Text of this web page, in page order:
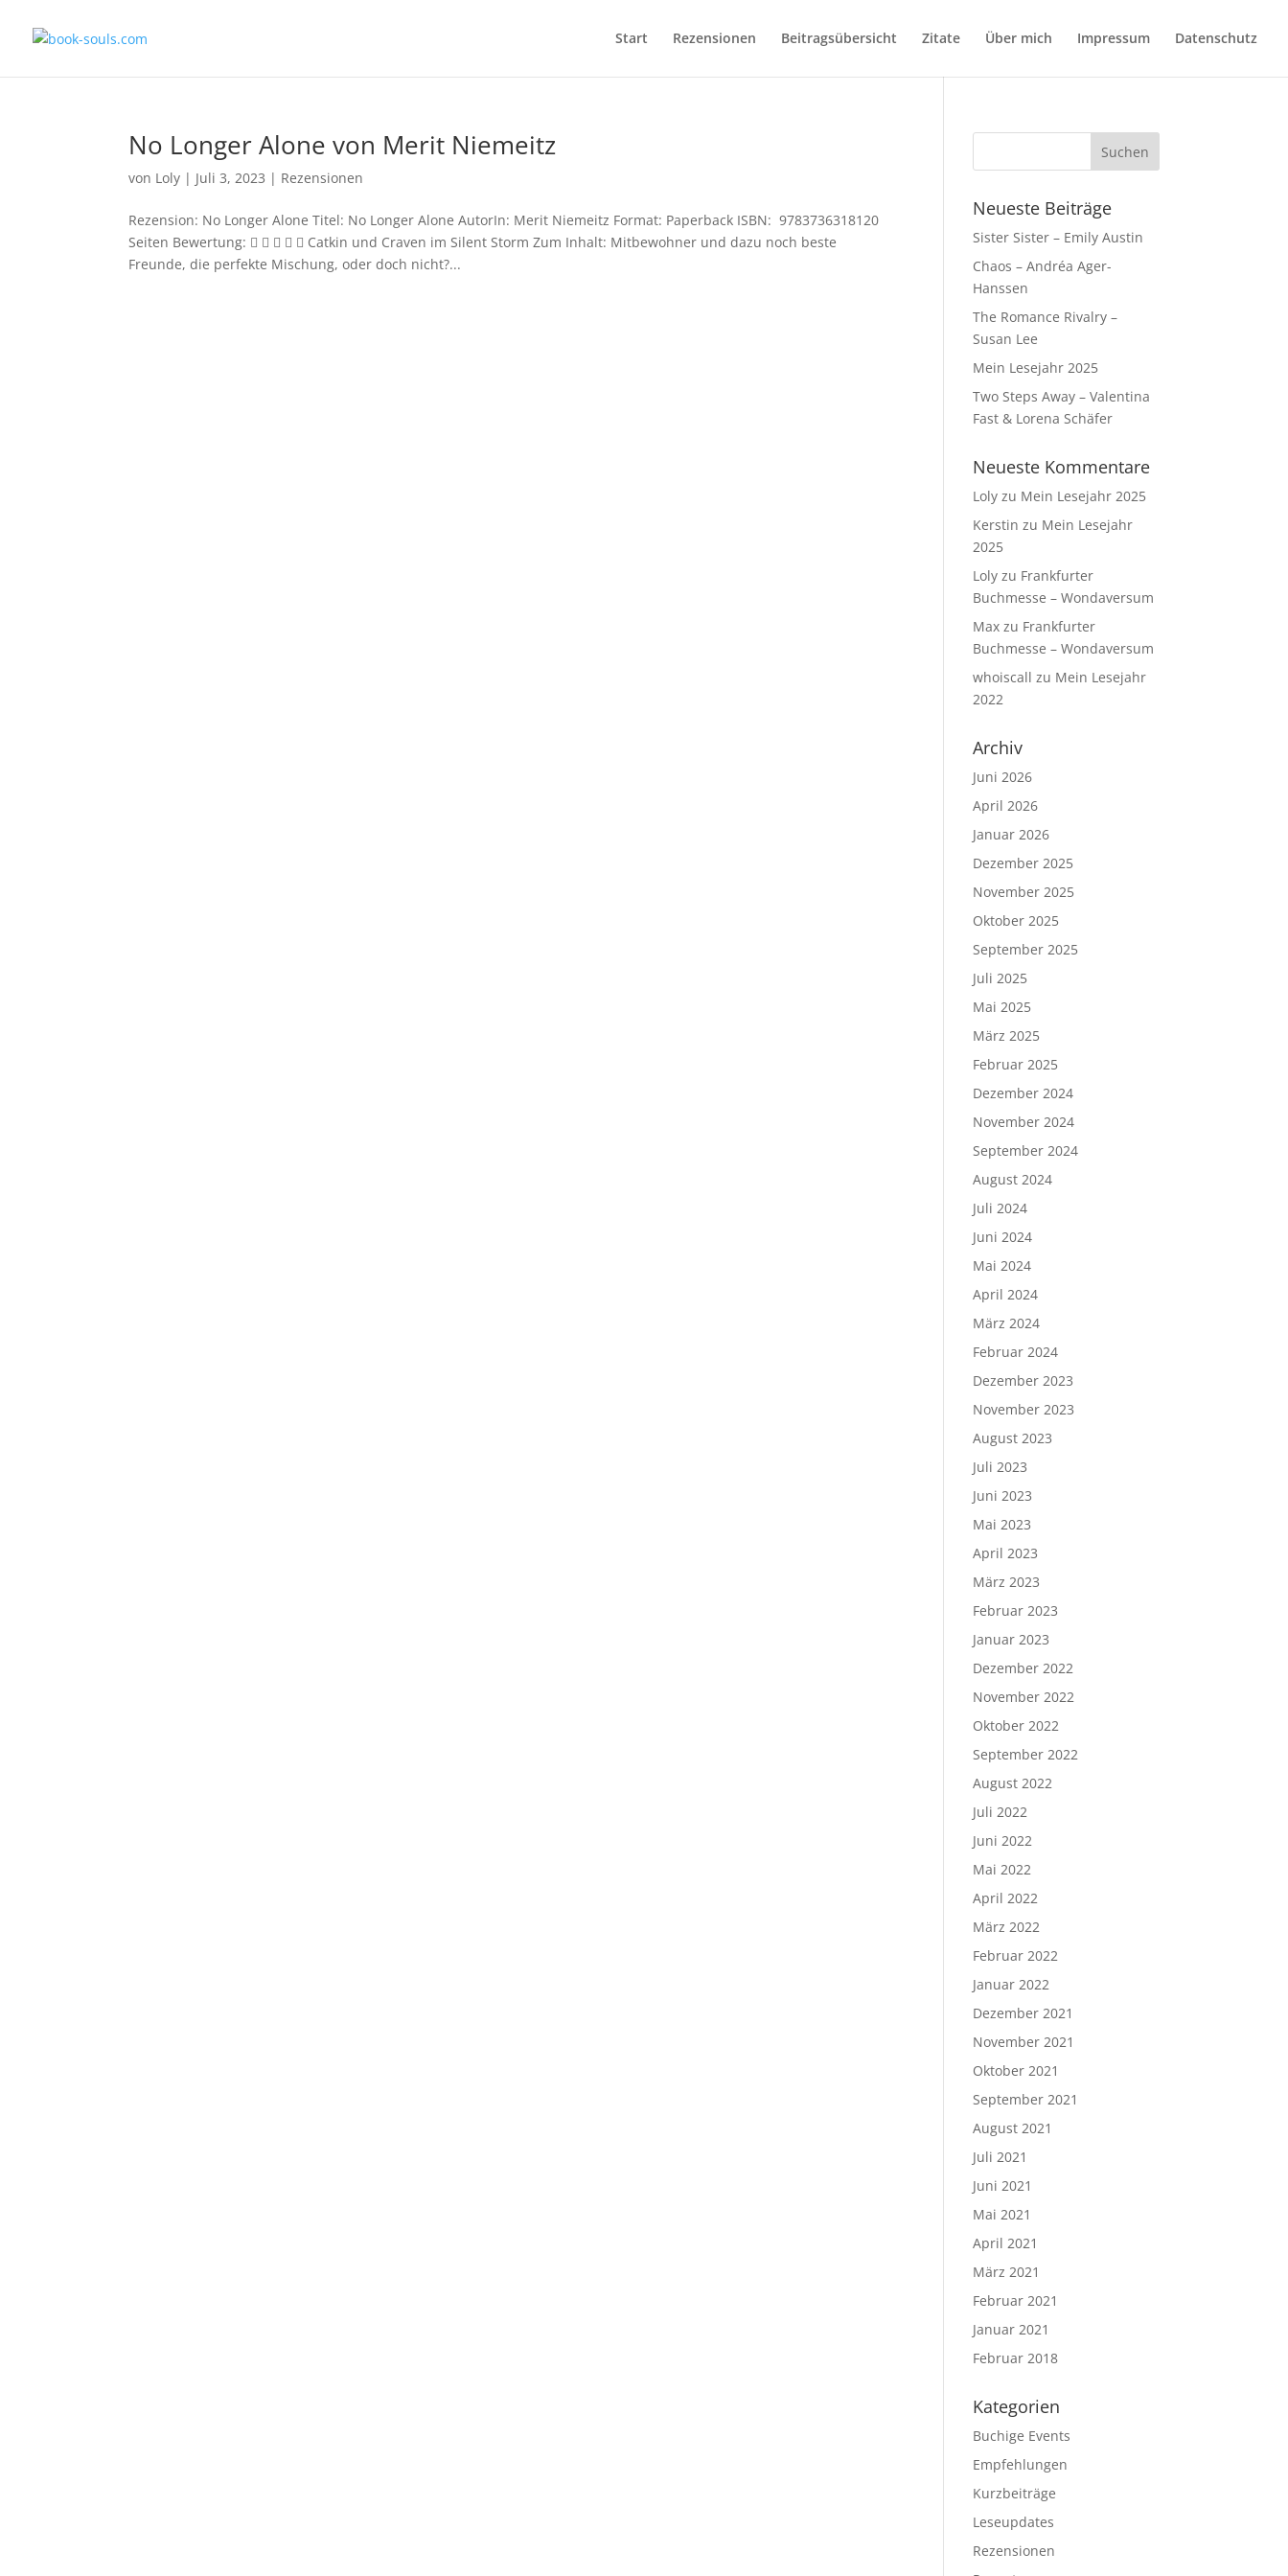
Start Rezensionen Beitragsübersicht Zitate Über mich Impressum Datenschutz
No Longer Alone von Merit Niemeitz
von Loly | Juli 3, 2023 | Rezensionen
Rezension: No Longer Alone Titel: No Longer Alone AutorIn: Merit Niemeitz Format: Paperback ISBN: ‎ 9783736318120
Seiten Bewertung:      Catkin und Craven im Silent Storm Zum Inhalt: Mitbewohner und dazu noch beste
Freunde, die perfekte Mischung, oder doch nicht?...
Neueste Beiträge
Sister Sister – Emily Austin
Chaos – Andréa Ager-
Hanssen
The Romance Rivalry –
Susan Lee
Mein Lesejahr 2025
Two Steps Away – Valentina
Fast & Lorena Schäfer
Neueste Kommentare
Loly zu Mein Lesejahr 2025
Kerstin zu Mein Lesejahr
2025
Loly zu Frankfurter
Buchmesse – Wondaversum
Max zu Frankfurter
Buchmesse – Wondaversum
whoiscall zu Mein Lesejahr
2022
Archiv
Juni 2026
April 2026
Januar 2026
Dezember 2025
November 2025
Oktober 2025
September 2025
Juli 2025
Mai 2025
März 2025
Februar 2025
Dezember 2024
November 2024
September 2024
August 2024
Juli 2024
Juni 2024
Mai 2024
April 2024
März 2024
Februar 2024
Dezember 2023
November 2023
August 2023
Juli 2023
Juni 2023
Mai 2023
April 2023
März 2023
Februar 2023
Januar 2023
Dezember 2022
November 2022
Oktober 2022
September 2022
August 2022
Juli 2022
Juni 2022
Mai 2022
April 2022
März 2022
Februar 2022
Januar 2022
Dezember 2021
November 2021
Oktober 2021
September 2021
August 2021
Juli 2021
Juni 2021
Mai 2021
April 2021
März 2021
Februar 2021
Januar 2021
Februar 2018
Kategorien
Buchige Events
Empfehlungen
Kurzbeiträge
Leseupdates
Rezensionen